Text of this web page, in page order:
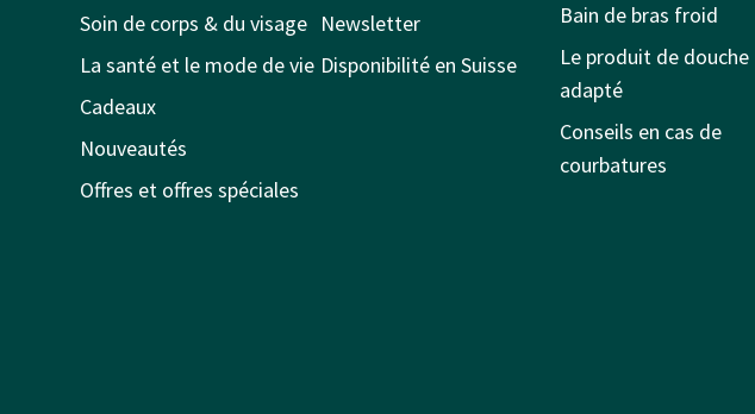
Soin de corps & du visage
La santé et le mode de vie
Cadeaux
Nouveautés
Offres et offres spéciales
Newsletter
Disponibilité en Suisse
Bain de bras froid
Le produit de douche
adapté
Conseils en cas de
courbatures